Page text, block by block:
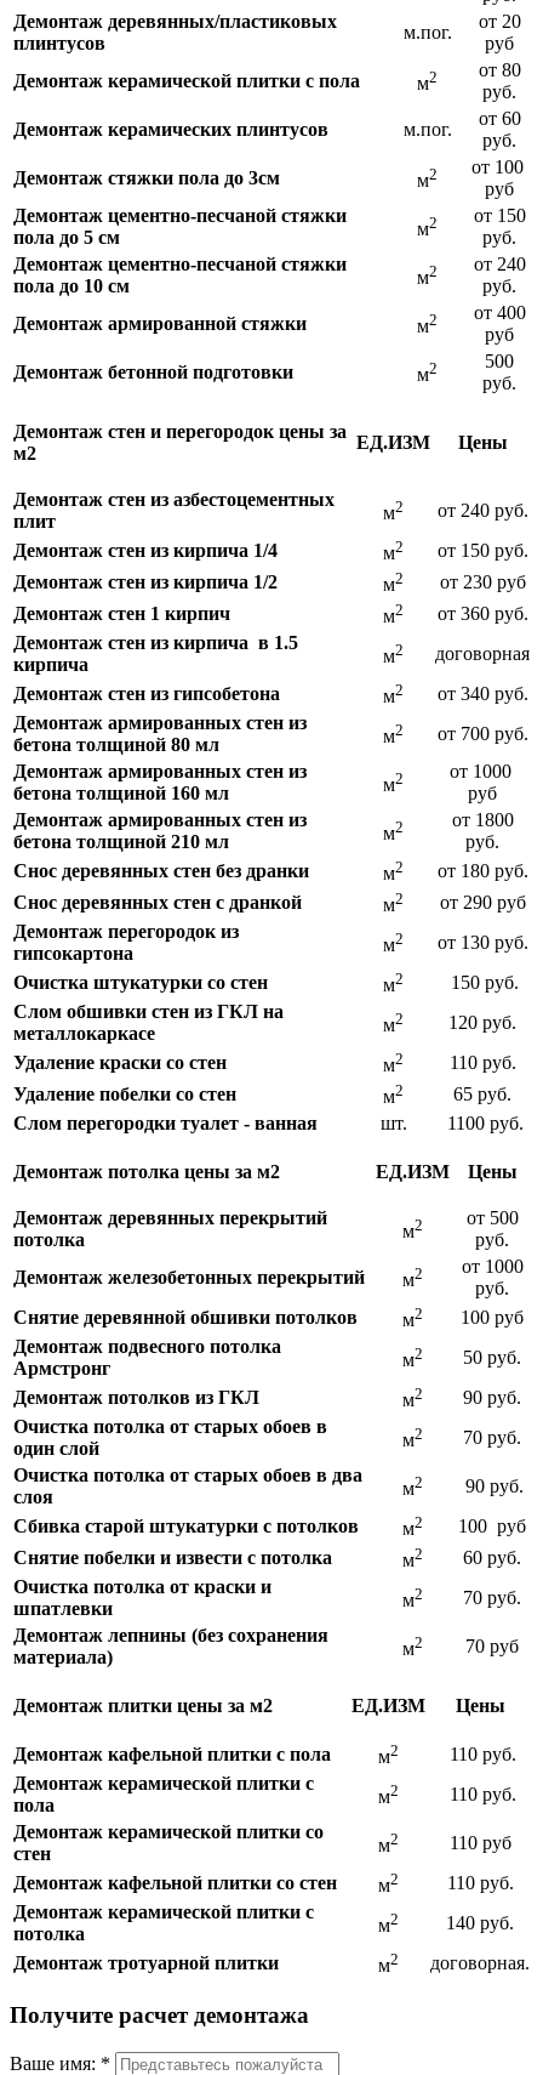
Демонтаж деревянных/пластиковых
плинтусов
м.пог.
от 20
руб
Демонтаж керамической плитки с пола
м2
от 80
руб.
Демонтаж керамических плинтусов
м.пог.
от 60
руб.
Демонтаж стяжки пола до 3см
м2
от 100
руб
Демонтаж цементно-песчаной стяжки
пола до 5 см
м2
от 150
руб.
Демонтаж цементно-песчаной стяжки
пола до 10 см
м2
от 240
руб.
Демонтаж армированной стяжки
м2
от 400
руб
Демонтаж бетонной подготовки
м2
500
руб.
Демонтаж стен и перегородок цены за
м2
ЕД.ИЗМ Цены
Демонтаж стен из азбестоцементных
плит
м2
от 240 руб.
Демонтаж стен из кирпича 1/4
м2
от 150 руб.
Демонтаж стен из кирпича 1/2
м2
от 230 руб
Демонтаж стен 1 кирпич
м2
от 360 руб.
Демонтаж стен из кирпича в 1.5
кирпича
м2
договорная
Демонтаж стен из гипсобетона
м2
от 340 руб.
Демонтаж армированных стен из
бетона толщиной 80 мл
м2
от 700 руб.
Демонтаж армированных стен из
бетона толщиной 160 мл
м2
от 1000
руб
Демонтаж армированных стен из
бетона толщиной 210 мл
м2
от 1800
руб.
Снос деревянных стен без дранки
м2
от 180 руб.
Снос деревянных стен с дранкой
м2
от 290 руб
Демонтаж перегородок из
гипсокартона
м2
от 130 руб.
Очистка штукатурки со стен
м2
150 руб.
Слом обшивки стен из ГКЛ на
металлокаркасе
м2
120 руб.
Удаление краски со стен
м2
110 руб.
Удаление побелки со стен
м2
65 руб.
Слом перегородки туалет - ванная шт. 1100 руб.
Демонтаж потолка цены за м2 ЕД.ИЗМ Цены
Демонтаж деревянных перекрытий
потолка
м2
от 500
руб.
Демонтаж железобетонных перекрытий м2
от 1000
руб.
Снятие деревянной обшивки потолков
м2
100 руб
Демонтаж подвесного потолка
Армстронг
м2
50 руб.
Демонтаж потолков из ГКЛ
м2
90 руб.
Очистка потолка от старых обоев в
один слой
м2
70 руб.
Очистка потолка от старых обоев в два
слоя
м2
90 руб.
Сбивка старой штукатурки с потолков
м2
100 руб
Снятие побелки и извести с потолка
м2
60 руб.
Очистка потолка от краски и
шпатлевки
м2
70 руб.
Демонтаж лепнины (без сохранения
материала)
м2 70 руб
Демонтаж плитки цены за м2 ЕД.ИЗМ Цены
Демонтаж кафельной плитки с пола м2
110 руб.
Демонтаж керамической плитки с
пола
м2
110 руб.
Демонтаж керамической плитки со
стен
м2
110 руб
Демонтаж кафельной плитки со стен
м2
110 руб.
Демонтаж керамической плитки с
потолка
м2
140 руб.
Демонтаж тротуарной плитки
м2 договорная.
Получите расчет демонтажа
Ваше имя: *